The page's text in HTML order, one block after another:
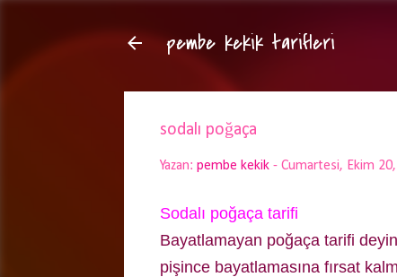
pembe kekik tarifleri
sodalı poğaça
Yazan: pembe kekik - Cumartesi, Ekim
Sodalı poğaça tarifi
Bayatlamayan poğaça tarifi
pişince bayatlamasına fırsat